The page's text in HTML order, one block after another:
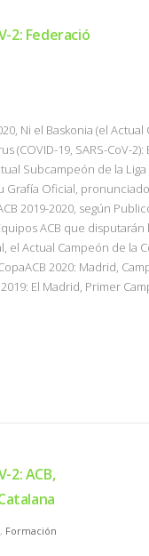
2: Federació
Ni el Baskonia (el Actual
(COVID-19, SARS-CoV-2):
Subcampeón de la
Grafía Oficial,
2019-2020, según
ACB que disputarán
el Actual Campeón de la
2020: Madrid,
2019: El Madrid, Primer
2: ACB,
, Formación